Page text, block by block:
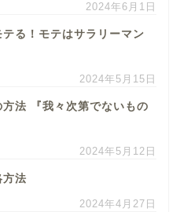
2024年6月1日
る！モテはサラリーマン
2024年5月15日
法 『我々次第でないもの
2024年5月12日
方法
2024年4月27日